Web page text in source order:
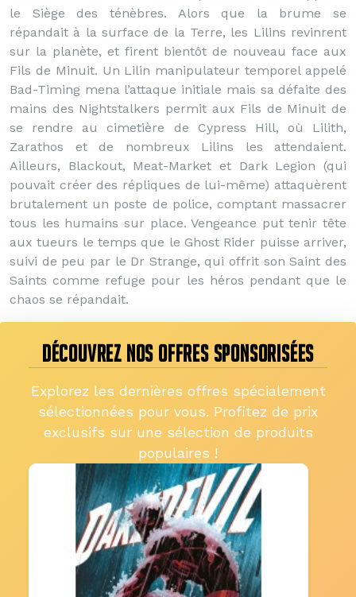
le Siège des ténèbres. Alors que la brume se
répandait à la surface de la Terre, les Lilins revinrent
sur la planète, et firent bientôt de nouveau face aux
Fils de Minuit. Un Lilin manipulateur temporel appelé
Bad-Timing mena l’attaque initiale mais sa défaite des
mains des Nightstalkers permit aux Fils de Minuit de
se rendre au cimetière de Cypress Hill, où Lilith,
Zarathos et de nombreux Lilins les attendaient.
Ailleurs, Blackout, Meat-Market et Dark Legion (qui
pouvait créer des répliques de lui-même) attaquèrent
brutalement un poste de police, comptant massacrer
tous les humains sur place. Vengeance put tenir tête
aux tueurs le temps que le Ghost Rider puisse arriver,
suivi de peu par le Dr Strange, qui offrit son Saint des
Saints comme refuge pour les héros pendant que le
chaos se répandait.
DÉCOUVREZ NOS OFFRES SPONSORISÉES
Explorez les dernières offres spécialement
sélectionnées pour vous. Profitez de prix
exclusifs sur une sélection de produits
populaires !